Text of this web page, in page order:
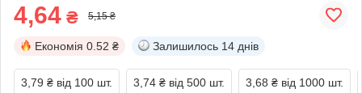
4,64 ₴ 5,15 ₴
Економія 0.52 ₴ Залишилось 14 днів
3,79 ₴ від 100 шт. 3,74 ₴ від 500 шт. 3,68 ₴ від 1000 шт.